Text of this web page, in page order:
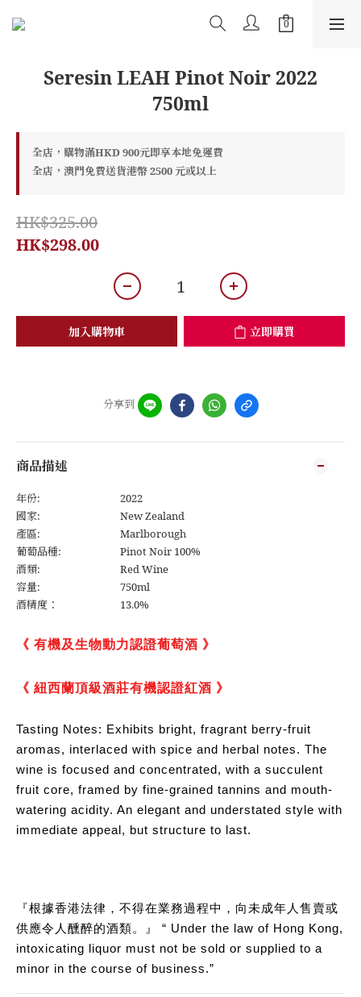
Seresin LEAH Pinot Noir 2022
750ml
全店，購物滿HKD 900元即享本地免運費
全店，澳門免費送貨港幣 2500 元或以上
HK$325.00
HK$298.00
加入購物車 立即購買
分享到
商品描述
年份:
2022
國家:
New Zealand
產區:
Marlborough
葡萄品種:
Pinot Noir 100%
酒類:
Red Wine
容量:
750ml
酒精度：
13.0%
《 有機及生物動力認證葡萄酒 》
《 紐西蘭頂級酒莊有機認證紅酒 》
Tasting Notes: Exhibits bright, fragrant berry-fruit
aromas, interlaced with spice and herbal notes. The
wine is focused and concentrated, with a succulent
fruit core, framed by fine-grained tannins and mouth-
watering acidity. An elegant and understated style with
immediate appeal, but structure to last.
『根據香港法律，不得在業務過程中，向未成年人售賣或
供應令人醺醉的酒類。』 “ Under the law of Hong Kong,
intoxicating liquor must not be sold or supplied to a
minor in the course of business.”